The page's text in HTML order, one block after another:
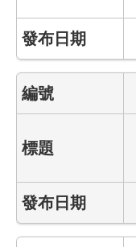
系
統
常
見
語
詞